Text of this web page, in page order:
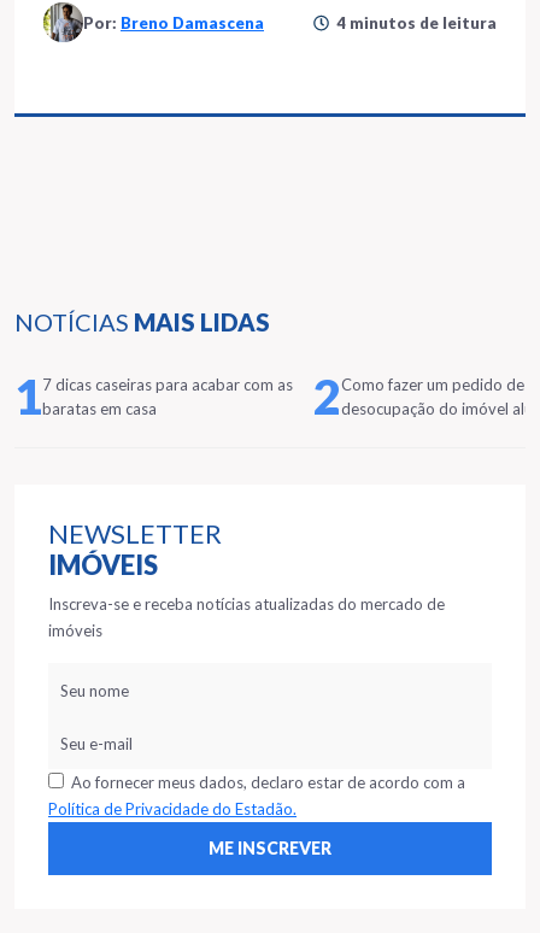
NOTÍCIAS MAIS LIDAS
17 dicas caseiras para acabar com as
baratas em casa
2Como fazer um pedido de
desocupação do imóvel
NEWSLETTER
IMÓVEIS
Inscreva-se e receba notícias atualizadas do mercado de
imóveis
Ao fornecer meus dados, declaro estar de acordo com a
Política de Privacidade do Estadão.
Por: Breno Damascena 4 minutos de leitura